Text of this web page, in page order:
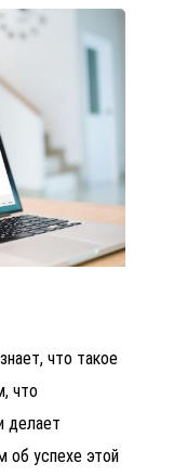
что такое
что
делает
об успехе этой